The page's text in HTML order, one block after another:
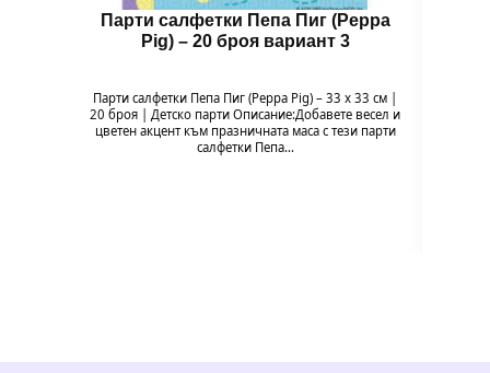
Парти салфетки Пепа Пиг (Peppa
Pig) – 20 броя вариант 3
Парти салфетки Пепа Пиг (Peppa Pig) – 33 x 33 см |
20 броя | Детско парти Описание:Добавете весел и
цветен акцент към празничната маса с тези парти
салфетки Пепа…